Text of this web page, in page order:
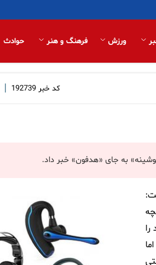
ورزش فرهنگ و هنر حوادث
کد خبر 192739
|
به جای «هدفون» خبر داد.